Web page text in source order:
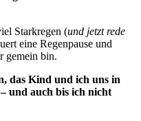
Starkregen (und jetzt rede
eine Regenpause und
gemein bin.
das Kind und ich uns in
und auch bis ich nicht